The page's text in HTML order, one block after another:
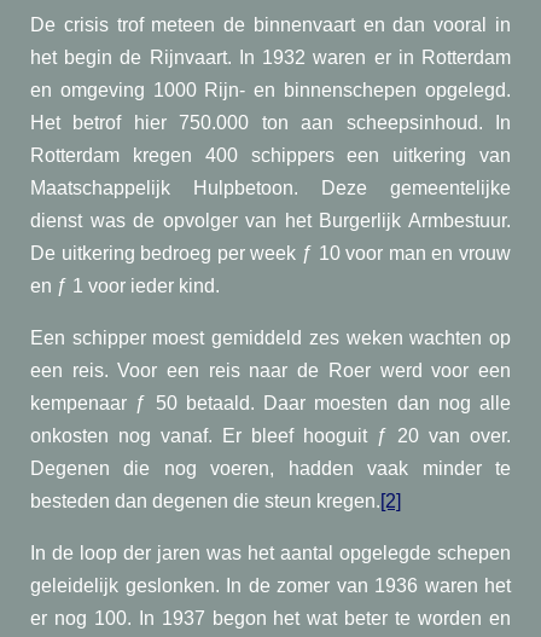
De crisis trof meteen de binnenvaart en dan vooral in
het begin de Rijnvaart. In 1932 waren er in Rotterdam
en omgeving 1000 Rijn- en binnenschepen opgelegd.
Het betrof hier 750.000 ton aan scheepsinhoud. In
Rotterdam kregen 400 schippers een uitkering van
Maatschappelijk Hulpbetoon. Deze gemeentelijke
dienst was de opvolger van het Burgerlijk Armbestuur.
De uitkering bedroeg per week ƒ 10 voor man en vrouw
en ƒ 1 voor ieder kind.
Een schipper moest gemiddeld zes weken wachten op
een reis. Voor een reis naar de Roer werd voor een
kempenaar ƒ 50 betaald. Daar moesten dan nog alle
onkosten nog vanaf. Er bleef hooguit ƒ 20 van over.
Degenen die nog voeren, hadden vaak minder te
besteden dan degenen die steun kregen.[2]
In de loop der jaren was het aantal opgelegde schepen
geleidelijk geslonken. In de zomer van 1936 waren het
er nog 100. In 1937 begon het wat beter te worden en